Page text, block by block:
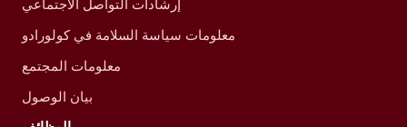
إرشادات التواصل الاجتماعي
معلومات سياسة السلامة في كولورادو
معلومات المجتمع
بيان الوصول